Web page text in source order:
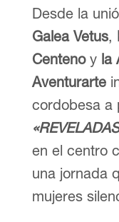
Desde la
Galea Vetus,
Centenoy la
Aventurarte
cordobesa a
en el centro
una jornada
mujeres